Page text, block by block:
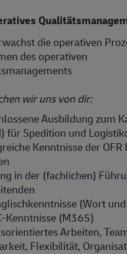
die operativen
des operativen
wir uns von dir:
Ausbildung zum
für Spedition und
Kenntnisse der
in der (fachlichen)
(Wort
Kenntnisse (M365)
Arbeiten,
Flexibilität,